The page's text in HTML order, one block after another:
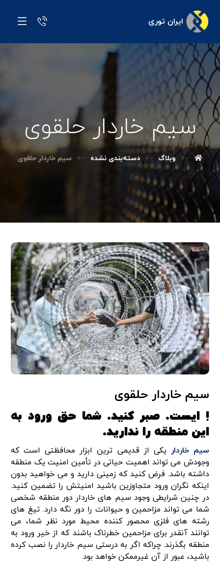
ایران توری
سیم خاردار حلقوی
وبلاگ دسته‌بندی نشده سیم خاردار حلقوی
سیم خاردار حلقوی
! ایست. صبر کنید. شما حق ورود به
این منطقه را ندارید.
سیم خاردار یکی از قدیمی ترین ابزار محافظتی است که
وجودش می تواند اهمیت حیاتی در تأمین امنیت یک منطقه
داشته باشد. فرض کنید که زمینی دارید و می خواهید بدون
اینکه نگران ورود متجاوزین باشید امنیتش را تضمین کنید.
در چنین شرایطی وجود سیم های خاردار دور منطقه شخصی
شما می تواند مزاحمین و حیوانات را دور نگه دارد. تیغ های
رشته های فلزی محصور کننده محیط مورد نظر شما، می
توانند آنقدر برای مزاحمین خطرناک باشند که از خیر ورود به
منطقه بگذرند. چراکه اگر به درستی سیم خاردار را نصب کرده
باشید، عبور از آن غیرممکن خواهد بود.